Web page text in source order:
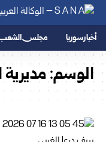
أخبار سوريا مجلس
الوسم:مديرية